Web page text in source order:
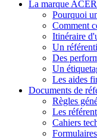
La marque
Pourquoi
Comment
Itinéraire
Un
Des
Un
Les aides
Documents de
Règles
Les
Cahiers
Formulaires